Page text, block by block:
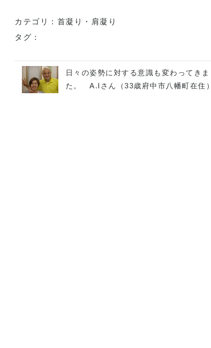
カテゴリ： 首凝り・肩凝り
タグ：
日々の姿勢に対する意識も変わってきま
た。 A.Iさん（33歳府中市八幡町在住）